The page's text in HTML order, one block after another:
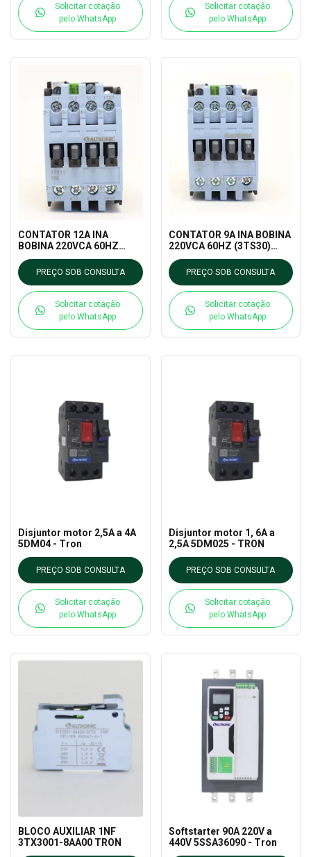
Solicitar cotação
pelo WhatsApp
Solicitar cotação
pelo WhatsApp
CONTATOR 12A INA
BOBINA 220VCA 60HZ
(3TS31) TRON
PREÇO SOB CONSULTA
Solicitar cotação
pelo WhatsApp
CONTATOR 9A INA BOBINA
220VCA 60HZ (3TS30)
TRON
PREÇO SOB CONSULTA
Solicitar cotação
pelo WhatsApp
Disjuntor motor 2,5A a 4A
5DM04 - Tron
PREÇO SOB CONSULTA
Solicitar cotação
pelo WhatsApp
Disjuntor motor 1, 6A a
2,5A 5DM025 - TRON
PREÇO SOB CONSULTA
Solicitar cotação
pelo WhatsApp
BLOCO AUXILIAR 1NF
3TX3001-8AA00 TRON
Softstarter 90A 220V a
440V 5SSA36090 - Tron